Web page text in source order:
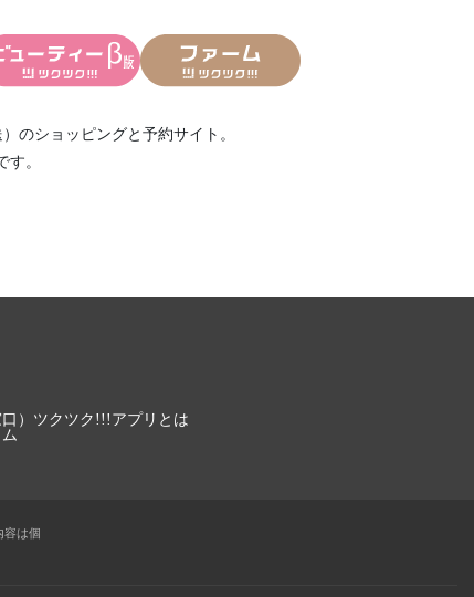
のショッピングと予約サイト。
。
）
ツクツク!!!アプリとは
容は個